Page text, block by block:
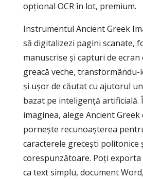
opțional OCR în lot, premium.
Instrumentul Ancient Greek
să digitalizezi pagini scanate,
manuscrise și capturi de ecran
greacă veche,
și ușor de căutat cu ajutorul
bazat pe inteligență artificială.
imaginea, alege Ancient Greek
pornește recunoașterea
caracterele grecești politonice
corespunzătoare. Poți
ca text simplu, document